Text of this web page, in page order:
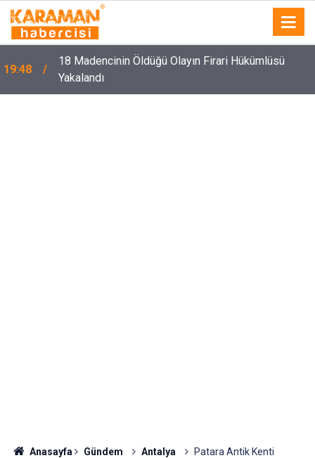
19:48
18 Madencinin Öldüğü Olayın Firari Hükümlüsü
Yakalandı
Anasayfa Gündem Antalya
Patara Antik Kenti